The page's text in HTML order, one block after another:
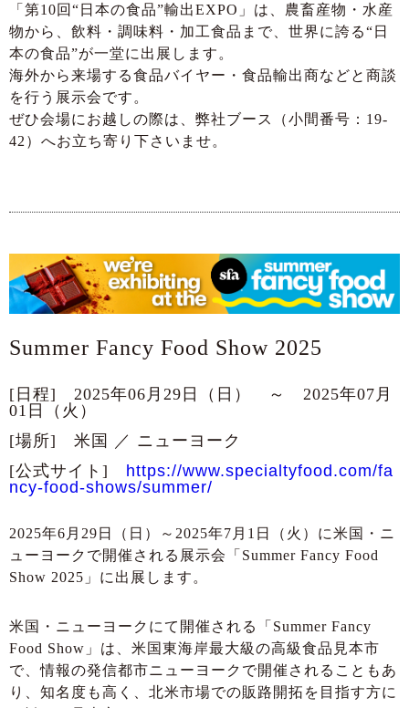
「第10回“日本の食品”輸出EXPO」は、農畜産物・水産
物から、飲料・調味料・加工食品まで、世界に誇る“日
本の食品”が一堂に出展します。
海外から来場する食品バイヤー・食品輸出商などと商談
を行う展示会です。
ぜひ会場にお越しの際は、弊社ブース（小間番号：19-
42）へお立ち寄り下さいませ。
Summer Fancy Food Show 2025
[日程] 2025年06月29日（日） ～ 2025年07月
01日（火）
[場所] 米国 ／ ニューヨーク
[公式サイト] https://www.specialtyfood.com/fa
ncy-food-shows/summer/
2025年6月29日（日）～2025年7月1日（火）に米国・ニ
ューヨークで開催される展示会「Summer Fancy Food
Show 2025」に出展します。
米国・ニューヨークにて開催される「Summer Fancy
Food Show」は、米国東海岸最大級の高級食品見本市
で、情報の発信都市ニューヨークで開催されることもあ
り、知名度も高く、北米市場での販路開拓を目指す方に